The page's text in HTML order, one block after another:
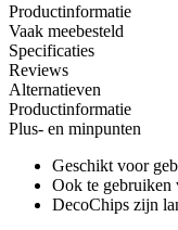
Productinformatie
Vaak meebesteld
Specificaties
Reviews
Alternatieven
Productinformatie
Plus- en minpunten
Geschikt voor
Ook te gebruiken
DecoChips zijn